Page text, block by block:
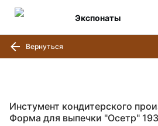
Экспонаты
Вернуться
Инстумент кондитерского
Форма для выпечки "Осетр"